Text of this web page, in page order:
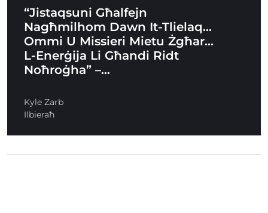
“Jistaqsuni Għalfejn
Nagħmilhom Dawn It-Tlielaq…
Ommi U Missieri Mietu Żgħar…
L-Enerġija Li Għandi Ridt
Noħroġha” –…
Kyle Zarb
Ilbieraħ